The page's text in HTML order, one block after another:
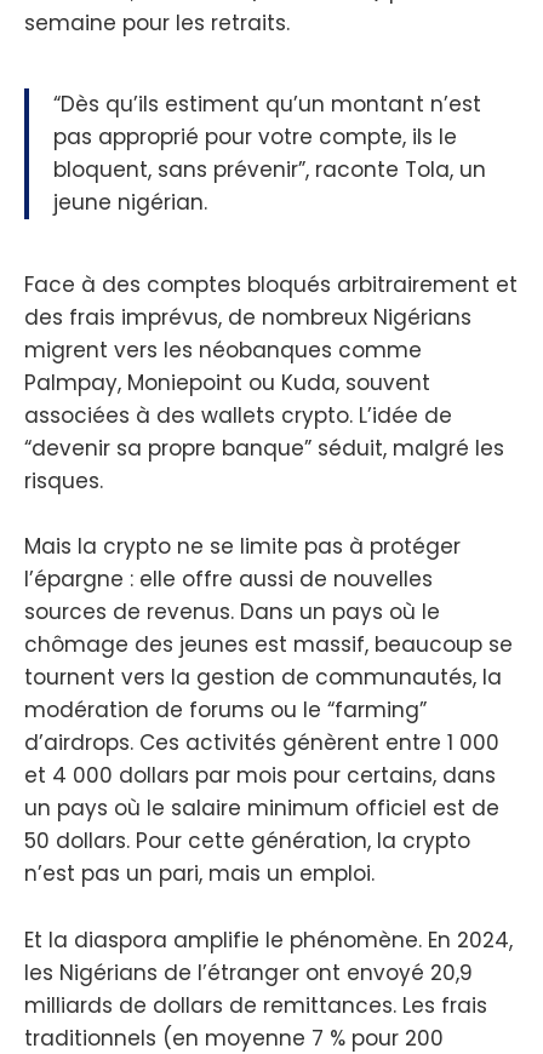
semaine pour les retraits.
“Dès qu’ils estiment qu’un montant n’est
pas approprié pour votre compte, ils le
bloquent, sans prévenir”, raconte Tola, un
jeune nigérian.
Face à des comptes bloqués arbitrairement et
des frais imprévus, de nombreux Nigérians
migrent vers les néobanques comme
Palmpay, Moniepoint ou Kuda, souvent
associées à des wallets crypto. L’idée de
“devenir sa propre banque” séduit, malgré les
risques.
Mais la crypto ne se limite pas à protéger
l’épargne : elle offre aussi de nouvelles
sources de revenus. Dans un pays où le
chômage des jeunes est massif, beaucoup se
tournent vers la gestion de communautés, la
modération de forums ou le “farming”
d’airdrops. Ces activités génèrent entre 1 000
et 4 000 dollars par mois pour certains, dans
un pays où le salaire minimum officiel est de
50 dollars. Pour cette génération, la crypto
n’est pas un pari, mais un emploi.
Et la diaspora amplifie le phénomène. En 2024,
les Nigérians de l’étranger ont envoyé 20,9
milliards de dollars de remittances. Les frais
traditionnels (en moyenne 7 % pour 200